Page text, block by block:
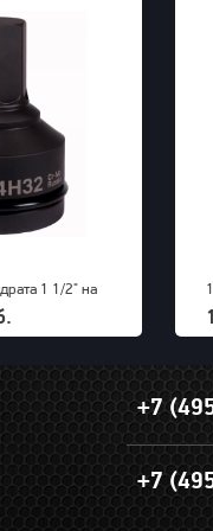
1 1/2" на
32 мм
+7
+7